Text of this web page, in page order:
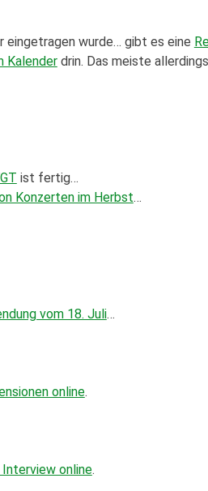
eingetragen wurde… gibt es eine
Kalenderdrin. Das meiste
ist fertig…
Konzerten im Herbst…
vom 18. Juli…
online.
online.